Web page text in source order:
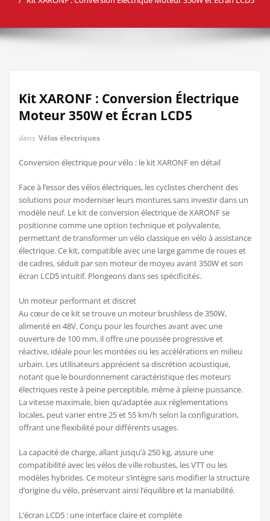
Kit XARONF : Conversion Électrique
Moteur 350W et Écran LCD5
dans Vélos électriques
Conversion électrique pour vélo : le kit XARONF en détail
Face à l’essor des vélos électriques, les cyclistes cherchent des
solutions pour moderniser leurs montures sans investir dans un
modèle neuf. Le kit de conversion électrique de XARONF se
positionne comme une option technique et polyvalente,
permettant de transformer un vélo classique en vélo à assistance
électrique. Ce kit, compatible avec une large gamme de roues et
de cadres, séduit par son moteur de moyeu avant 350W et son
écran LCD5 intuitif. Plongeons dans ses spécificités.
Un moteur performant et discret
Au cœur de ce kit se trouve un moteur brushless de 350W,
alimenté en 48V. Conçu pour les fourches avant avec une
ouverture de 100 mm, il offre une poussée progressive et
réactive, idéale pour les montées ou les accélérations en milieu
urbain. Les utilisateurs apprécient sa discrétion acoustique,
notant que le bourdonnement caractéristique des moteurs
électriques reste à peine perceptible, même à pleine puissance.
La vitesse maximale, bien qu’adaptée aux réglementations
locales, peut varier entre 25 et 55 km/h selon la configuration,
offrant une flexibilité pour différents usages.
La capacité de charge, allant jusqu’à 250 kg, assure une
compatibilité avec les vélos de ville robustes, les VTT ou les
modèles hybrides. Ce moteur s’intègre sans modifier la structure
d’origine du vélo, préservant ainsi l’équilibre et la maniabilité.
L’écran LCD5 : une interface claire et complète